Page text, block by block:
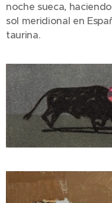
noche sueca,
sol meridional en
taurina.